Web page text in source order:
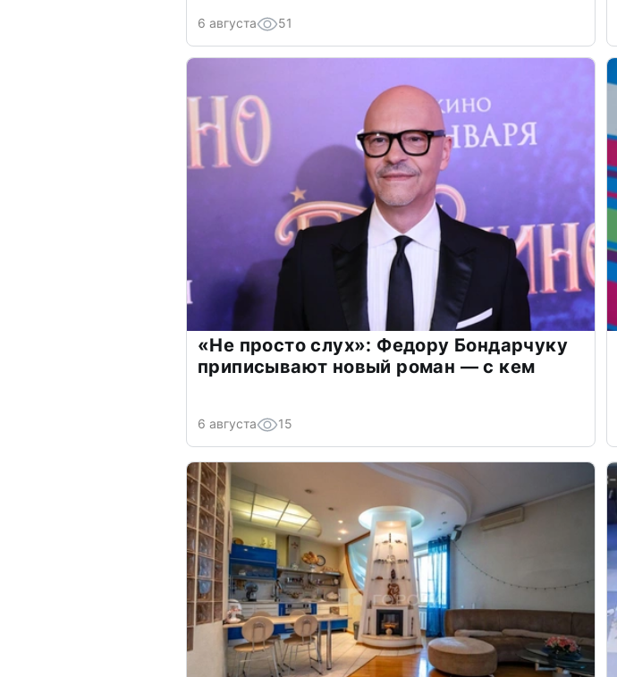
6 августа 51
«Не просто слух»: Федору Бондарчуку
приписывают новый роман — с кем
6 августа 15